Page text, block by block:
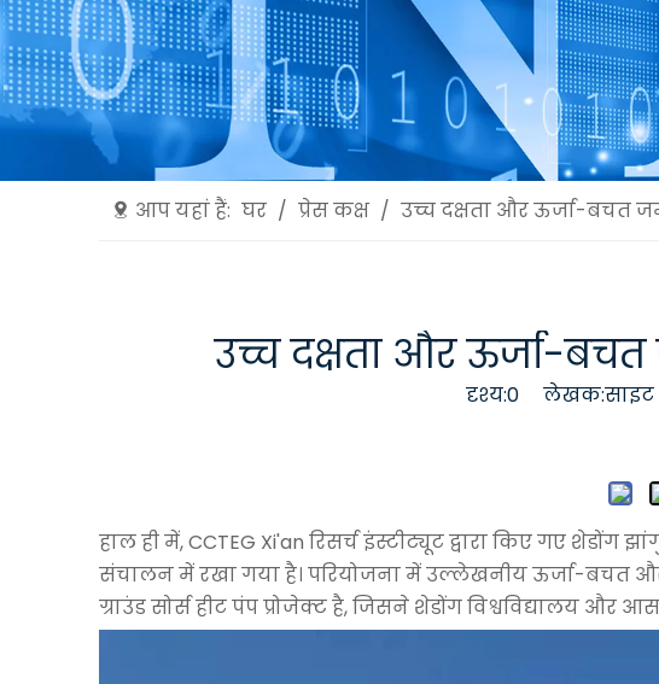
आप यहां हैं: घर / प्रेस कक्ष / उच्च दक्षता और ऊर्जा-बचत
उच्च दक्षता और ऊर्जा-बचत
दृश्य:0 लेखक:साइट
हाल ही में, CCTEG Xi'an रिसर्च इंस्टीट्यूट द्वारा किए गए
संचालन में रखा गया है। परियोजना में उल्लेखनीय ऊर्जा-बचत और
ग्राउंड सोर्स हीट पंप प्रोजेक्ट है, जिसने शेडोंग विश्वविद्यालय